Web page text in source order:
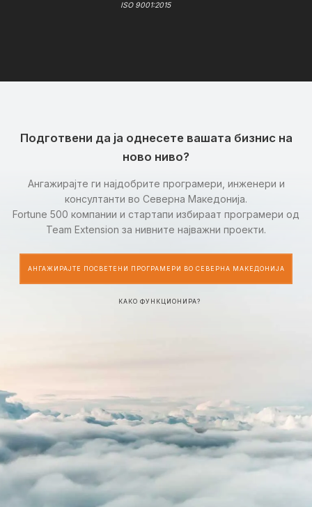
ISO 9001:2015
Подготвени да ја однесете вашата бизнис на
ново ниво?
Ангажирајте ги најдобрите програмери, инженери и
консултанти во Северна Македонија.
Fortune 500 компании и стартапи избираат програмери од
Team Extension за нивните најважни проекти.
АНГАЖИРАЈТЕ ПОСВЕТЕНИ ПРОГРАМЕРИ ВО СЕВЕРНА МАКЕДОНИЈА
КАКО ФУНКЦИОНИРА?